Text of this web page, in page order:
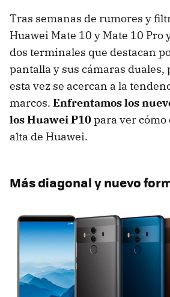
Tras semanas de rumores y
Huawei Mate 10 y Mate 10 Pro
dos terminales que destacan
pantalla y sus cámaras duales,
esta vez se acercan a la
marcos. Enfrentamos los
los Huawei P10para ver cómo
alta de Huawei.
Más diagonal y nuevo